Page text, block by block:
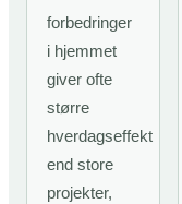
forbedringer
i hjemmet
giver ofte
større
hverdagseffekt
end store
projekter,